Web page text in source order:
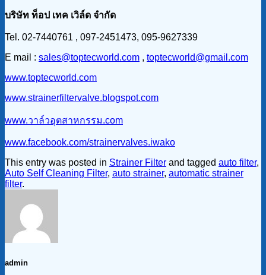
บริษัท ท็อป เทค เวิล์ด จำกัด
Tel. 02-7440761 , 097-2451473, 095-9627339
E mail : sales@toptecworld.com , toptecworld@gmail.com
www.toptecworld.com
www.strainerfiltervalve.blogspot.com
www.วาล์วอุตสาหกรรม.com
www.facebook.com/strainervalves.iwako
This entry was posted in Strainer Filter and tagged auto filter,
Auto Self Cleaning Filter, auto strainer, automatic strainer
filter.
admin